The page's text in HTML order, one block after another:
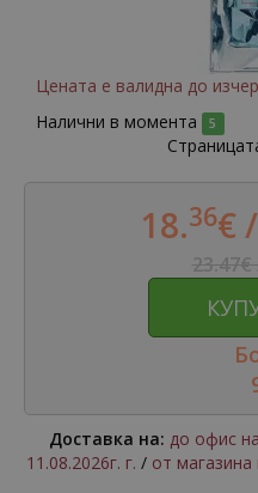
Цената е валидна до
Налични в момента
5
18.36€ /
23.47€
Доставка на: до офис
11.08.2026г. г. / от магазина